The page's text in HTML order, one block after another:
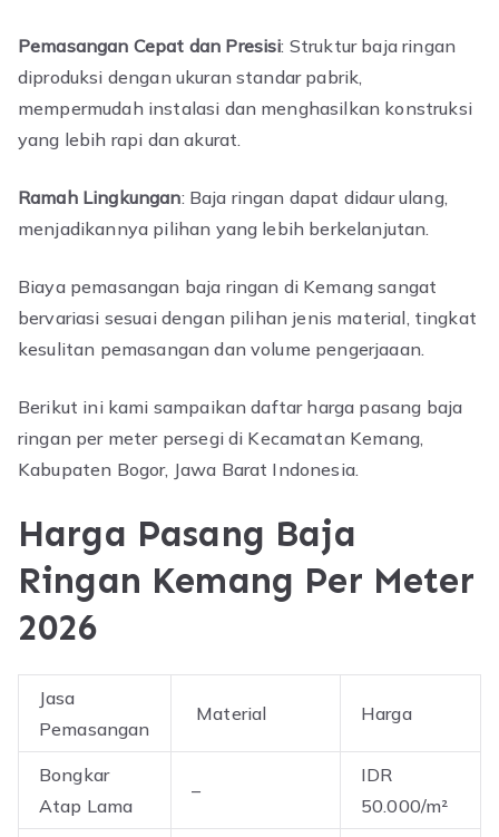
Pemasangan Cepat dan Presisi: Struktur baja ringan
diproduksi dengan ukuran standar pabrik,
mempermudah instalasi dan menghasilkan konstruksi
yang lebih rapi dan akurat.
Ramah Lingkungan: Baja ringan dapat didaur ulang,
menjadikannya pilihan yang lebih berkelanjutan.
Biaya pemasangan baja ringan di Kemang sangat
bervariasi sesuai dengan pilihan jenis material, tingkat
kesulitan pemasangan dan volume pengerjaaan.
Berikut ini kami sampaikan daftar harga pasang baja
ringan per meter persegi di Kecamatan Kemang,
Kabupaten Bogor, Jawa Barat Indonesia.
Harga Pasang Baja
Ringan Kemang Per Meter
2026
Jasa
Pemasangan
Material Harga
Bongkar
Atap Lama
–
IDR
50.000/m²